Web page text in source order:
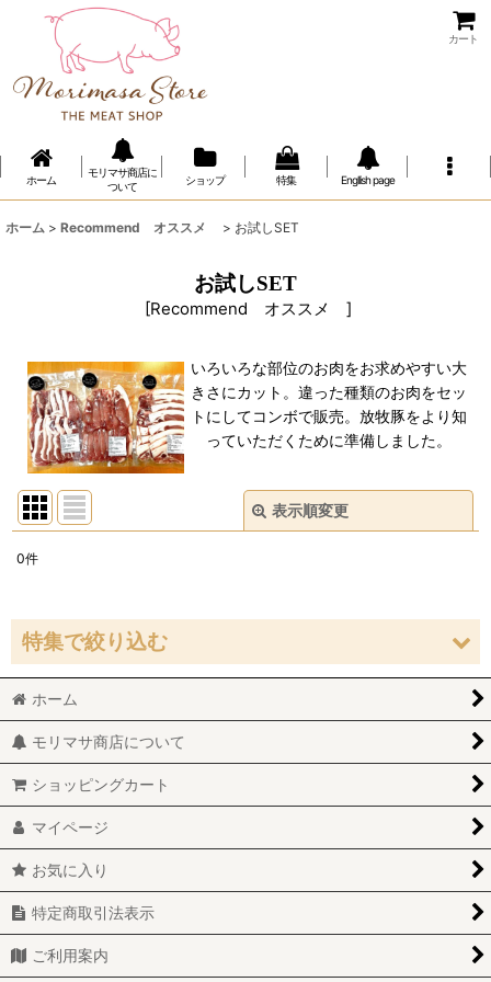
カート
ホーム
モリマサ商店に
ついて
ショップ 特集 Engllish page
ホーム > Recommend オススメ > お試しSET
お試しSET
[Recommend オススメ ]
いろいろな部位のお肉をお求めやすい大
きさにカット。違った種類のお肉をセッ
トにしてコンボで販売。放牧豚をより知
っていただくために準備しました。
表示順変更
並び順:
0件
特集で絞り込む
お試しSET
ホーム
モリマサ商店について
ショッピングカート
マイページ
お気に入り
特定商取引法表示
ご利用案内